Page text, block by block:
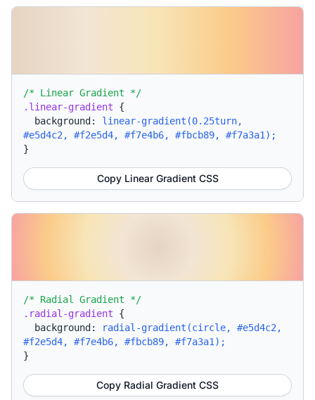
/* Linear Gradient */
.linear-gradient {
background: linear-gradient(0.25turn,
#e5d4c2, #f2e5d4, #f7e4b6, #fbcb89, #f7a3a1);
}
Copy Linear Gradient CSS
/* Radial Gradient */
.radial-gradient {
background:
radial-gradient(circle, #e5d4c2,
#f2e5d4, #f7e4b6, #fbcb89, #f7a3a1);
}
Copy Radial Gradient CSS